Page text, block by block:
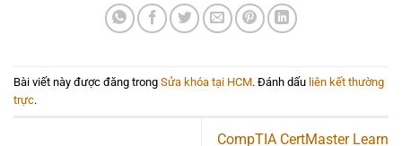
Bài viết này được đăng trong Sửa khóa tại HCM. Đánh dấu liên kết thường
trực.
CompTIA CertMaster Learn